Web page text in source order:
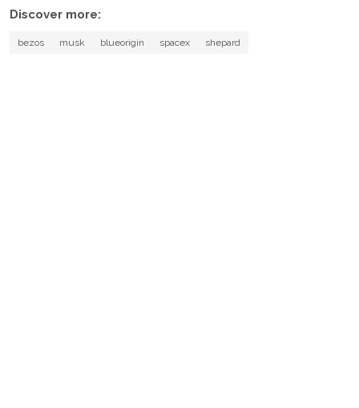
Discover more:
bezos musk blueorigin spacex shepard